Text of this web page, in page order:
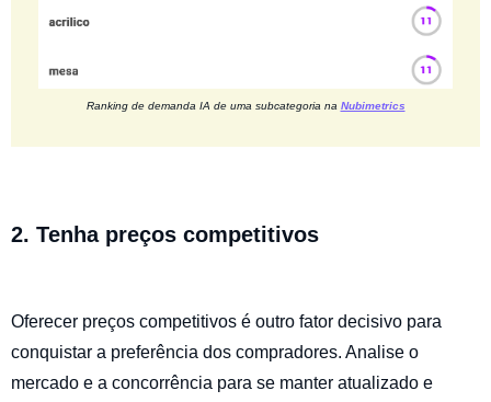
Ranking de demanda IA de uma subcategoria na Nubimetrics
2. Tenha preços competitivos
Oferecer preços competitivos é outro fator decisivo para
conquistar a preferência dos compradores. Analise o
mercado e a concorrência para se manter atualizado e